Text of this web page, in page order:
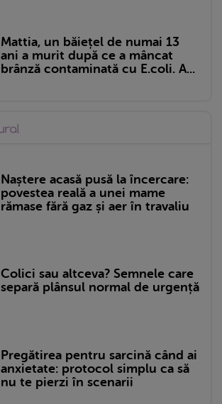
Mattia, un băiețel de numai 13
ani a murit după ce a mâncat
brânză contaminată cu E.coli. A...
Naștere acasă pusă la încercare:
povestea reală a unei mame
rămase fără gaz și aer în travaliu
Colici sau altceva? Semnele care
separă plânsul normal de urgență
Pregătirea pentru sarcină când ai
anxietate: protocol simplu ca să
nu te pierzi în scenarii